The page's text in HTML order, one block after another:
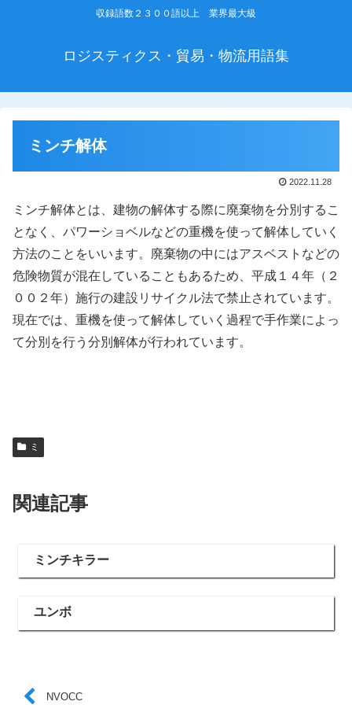
収録語数２３００語以上 業界最大級
ロジスティクス・貿易・物流用語集
ミンチ解体
2022.11.28
ミンチ解体とは、建物の解体する際に廃棄物を分別するこ
となく、パワーショベルなどの重機を使って解体していく
方法のことをいいます。廃棄物の中にはアスベストなどの
危険物質が混在していることもあるため、平成１４年（２
００２年）施行の建設リサイクル法で禁止されています。
現在では、重機を使って解体していく過程で手作業によっ
て分別を行う分別解体が行われています。
ミ
関連記事
ミンチキラー
ユンボ
NVOCC